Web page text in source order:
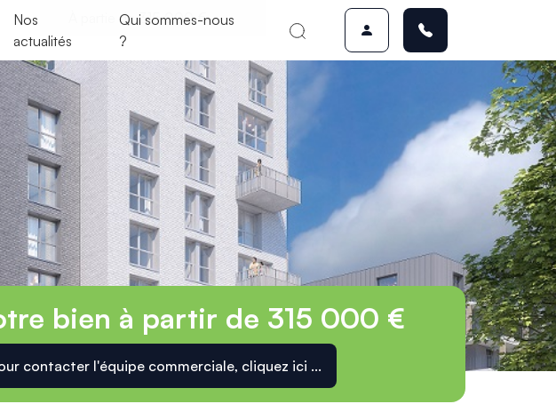
Nos
actualités
Qui sommes-nous
?
À partie de 315 000 €
bien à partir de 315 000 €
contacter l'équipe commerciale, cliquez ici ...